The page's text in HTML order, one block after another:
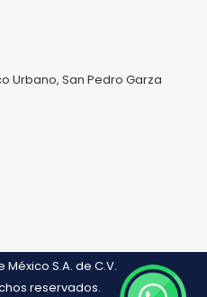
Urbano, San Pedro Garza
México S.A. de C.V.
reservados.